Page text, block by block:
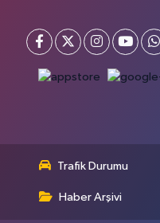
Trafik Durumu
Haber Arşivi